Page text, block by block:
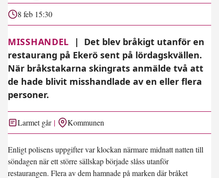
8 feb 15:30
MISSHANDEL |
Det blev bråkigt utanför en
restaurang på Ekerö sent på lördagskvällen.
När bråkstakarna skingrats anmälde två att
de hade blivit misshandlade av en eller flera
personer.
Larmet går Kommunen
Enligt polisens uppgifter var klockan närmare midnatt natten till
söndagen när ett större sällskap började slåss utanför
restaurangen. Flera av dem hamnade på marken där bråket